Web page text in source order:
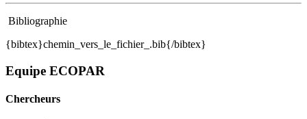
Bibliographie
{bibtex}chemin_vers_le_fichier_.bib{/bibtex}
Equipe ECOPAR
Chercheurs